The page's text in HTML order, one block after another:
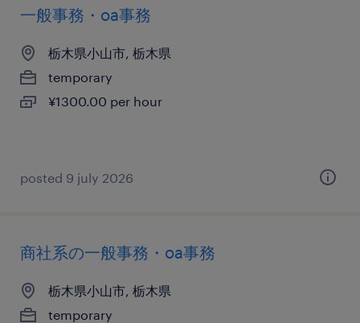
一般事務・oa事務
栃木県小山市, 栃木県
temporary
¥1300.00 per hour
posted 9 july 2026
商社系の一般事務・oa事務
栃木県小山市, 栃木県
temporary